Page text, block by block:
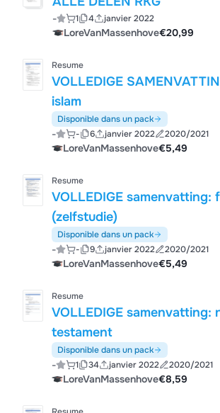
- 1 4 janvier 2022
LoreVanMassenhove€20,99
Resume
VOLLEDIGE
islam
Disponible dans un pack
- - 6 janvier 2022 2020/2021
LoreVanMassenhove€5,49
Resume
VOLLEDIGE samenvatting:
(zelfstudie)
Disponible dans un pack
- - 9 janvier 2022 2020/2021
LoreVanMassenhove€5,49
Resume
VOLLEDIGE samenvatting:
testament
Disponible dans un pack
- 1 34 janvier 2022 2020/2021
LoreVanMassenhove€8,59